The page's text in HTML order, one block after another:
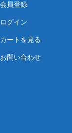
会員登録
ログイン
カートを見る
お問い合わせ